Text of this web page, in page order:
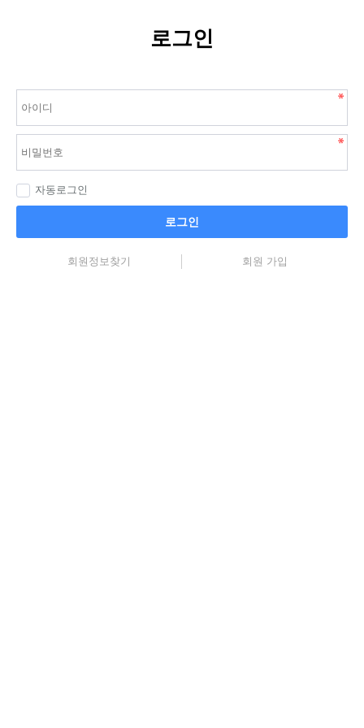
로그인
자동로그인
로그인
회원정보찾기 회원 가입